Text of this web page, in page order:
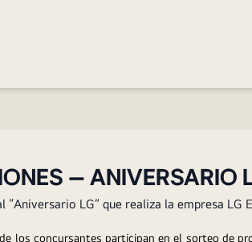
– ANIVERSARIO
LG” que realiza la empresa LG
los concursantes participan en el sorteo de